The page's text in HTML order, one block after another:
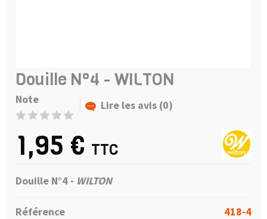
Douille N°4 - WILTON
Note Lire les avis (0)
1,95 € TTC
Douille N°4 - WILTON
Référence 418-4